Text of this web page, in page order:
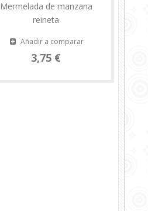
Mermelada de manzana
reineta
Añadir a comparar
3,75 €